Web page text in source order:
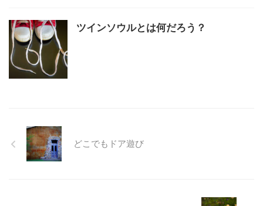
ツインソウルとは何だろう？
どこでもドア遊び